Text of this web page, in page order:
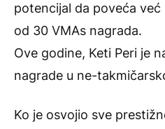
potencijal da poveća
od 30 VMAs nagrada.
Ove godine, Keti Peri je
nagrade u ne-
Ko je osvojio sve